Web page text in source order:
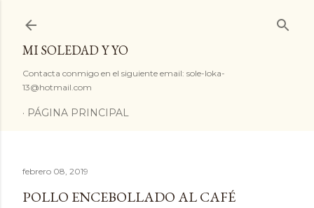
MI SOLEDAD Y YO
Contacta conmigo en el siguiente email: sole-loka-
13@hotmail.com
PÁGINA PRINCIPAL
febrero 08, 2019
POLLO ENCEBOLLADO AL CAFÉ